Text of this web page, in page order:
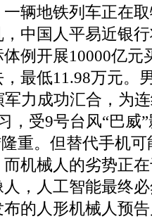
辆地铁列车正在
中国人平易近银
例开展10000亿元
最低11.98万元。
力成功汇合，为
，受9号台风“巴威
重。但替代手机
机械人的劣势正在
，人工智能最终
的人形机械人预